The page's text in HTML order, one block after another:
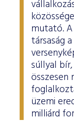
mutató.
társaság
súllyal
összesen
üzemi
milliárd